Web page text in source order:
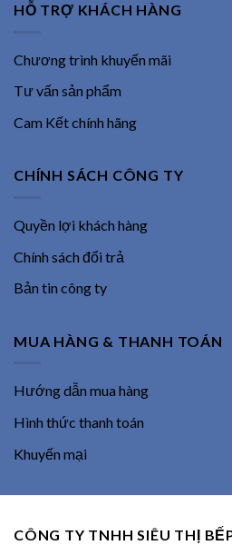
HỖ TRỢ KHÁCH HÀNG
Chương trình khuyến mãi
Tư vấn sản phẩm
Cam Kết chính hãng
CHÍNH SÁCH CÔNG TY
Quyền lợi khách hàng
Chính sách đổi trả
Bản tin công ty
MUA HÀNG & THANH TOÁN
Hướng dẫn mua hàng
Hình thức thanh toán
Khuyến mại
CÔNG TY TNHH SIÊU THỊ